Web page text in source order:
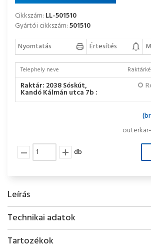
Cikkszám: LL-501510
Gyártói cikkszám:501510
Nyomtatás
Értesítés
Telephely neve
Raktár: 2038 Sóskút,
Kandó Kálmán utca 7b :
db
Leírás
Technikai adatok
Tartozékok